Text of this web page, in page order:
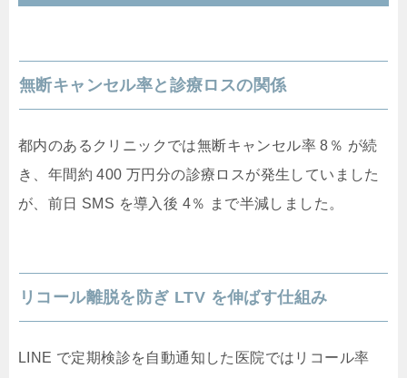
無断キャンセル率と診療ロスの関係
都内のあるクリニックでは無断キャンセル率 8％ が続
き、年間約 400 万円分の診療ロスが発生していました
が、前日 SMS を導入後 4％ まで半減しました。
リコール離脱を防ぎ LTV を伸ばす仕組み
LINE で定期検診を自動通知した医院ではリコール率